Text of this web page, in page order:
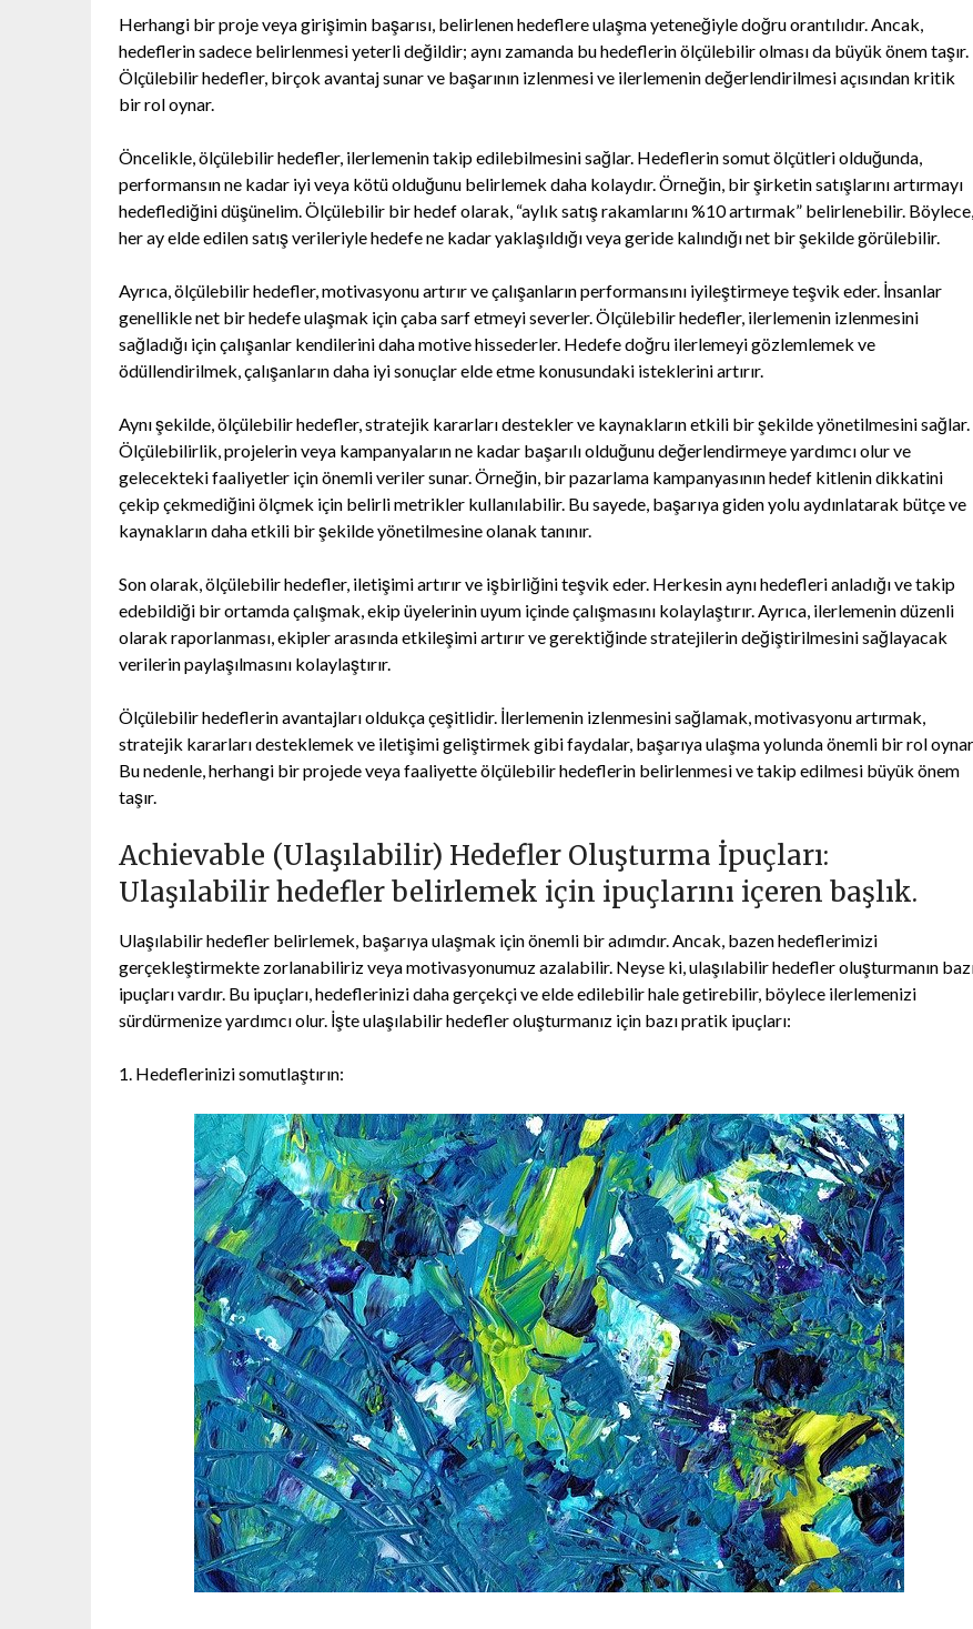
Herhangi bir proje veya girişimin başarısı, belirlenen hedeflere ulaşma yeteneğiyle doğru orantılıdır. Ancak,
hedeflerin sadece belirlenmesi yeterli değildir; aynı zamanda bu hedeflerin ölçülebilir olması da büyük önem taşır.
Ölçülebilir hedefler, birçok avantaj sunar ve başarının izlenmesi ve ilerlemenin değerlendirilmesi açısından kritik
bir rol oynar.
Öncelikle, ölçülebilir hedefler, ilerlemenin takip edilebilmesini sağlar. Hedeflerin somut ölçütleri olduğunda,
performansın ne kadar iyi veya kötü olduğunu belirlemek daha kolaydır. Örneğin, bir şirketin satışlarını artırmayı
hedeflediğini düşünelim. Ölçülebilir bir hedef olarak, “aylık satış rakamlarını %10 artırmak” belirlenebilir. Böylece,
her ay elde edilen satış verileriyle hedefe ne kadar yaklaşıldığı veya geride kalındığı net bir şekilde görülebilir.
Ayrıca, ölçülebilir hedefler, motivasyonu artırır ve çalışanların performansını iyileştirmeye teşvik eder. İnsanlar
genellikle net bir hedefe ulaşmak için çaba sarf etmeyi severler. Ölçülebilir hedefler, ilerlemenin izlenmesini
sağladığı için çalışanlar kendilerini daha motive hissederler. Hedefe doğru ilerlemeyi gözlemlemek ve
ödüllendirilmek, çalışanların daha iyi sonuçlar elde etme konusundaki isteklerini artırır.
Aynı şekilde, ölçülebilir hedefler, stratejik kararları destekler ve kaynakların etkili bir şekilde yönetilmesini sağlar.
Ölçülebilirlik, projelerin veya kampanyaların ne kadar başarılı olduğunu değerlendirmeye yardımcı olur ve
gelecekteki faaliyetler için önemli veriler sunar. Örneğin, bir pazarlama kampanyasının hedef kitlenin dikkatini
çekip çekmediğini ölçmek için belirli metrikler kullanılabilir. Bu sayede, başarıya giden yolu aydınlatarak bütçe ve
kaynakların daha etkili bir şekilde yönetilmesine olanak tanınır.
Son olarak, ölçülebilir hedefler, iletişimi artırır ve işbirliğini teşvik eder. Herkesin aynı hedefleri anladığı ve takip
edebildiği bir ortamda çalışmak, ekip üyelerinin uyum içinde çalışmasını kolaylaştırır. Ayrıca, ilerlemenin düzenli
olarak raporlanması, ekipler arasında etkileşimi artırır ve gerektiğinde stratejilerin değiştirilmesini sağlayacak
verilerin paylaşılmasını kolaylaştırır.
Ölçülebilir hedeflerin avantajları oldukça çeşitlidir. İlerlemenin izlenmesini sağlamak, motivasyonu artırmak,
stratejik kararları desteklemek ve iletişimi geliştirmek gibi faydalar, başarıya ulaşma yolunda önemli bir rol
Bu nedenle, herhangi bir projede veya faaliyette ölçülebilir hedeflerin belirlenmesi ve takip edilmesi büyük önem
taşır.
Achievable (Ulaşılabilir) Hedefler Oluşturma İpuçları:
Ulaşılabilir hedefler belirlemek için ipuçlarını içeren başlık.
Ulaşılabilir hedefler belirlemek, başarıya ulaşmak için önemli bir adımdır. Ancak, bazen hedeflerimizi
gerçekleştirmekte zorlanabiliriz veya motivasyonumuz azalabilir. Neyse ki, ulaşılabilir hedefler oluşturmanın
ipuçları vardır. Bu ipuçları, hedeflerinizi daha gerçekçi ve elde edilebilir hale getirebilir, böylece ilerlemenizi
sürdürmenize yardımcı olur. İşte ulaşılabilir hedefler oluşturmanız için bazı pratik ipuçları:
1. Hedeflerinizi somutlaştırın: